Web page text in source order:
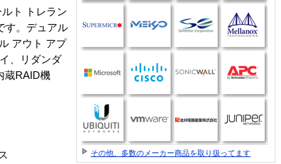
ト トレラン
す。デュアル
アウト アプ
、リダンダ
蔵RAID機
その他、多数のメーカー商品を取り扱ってます